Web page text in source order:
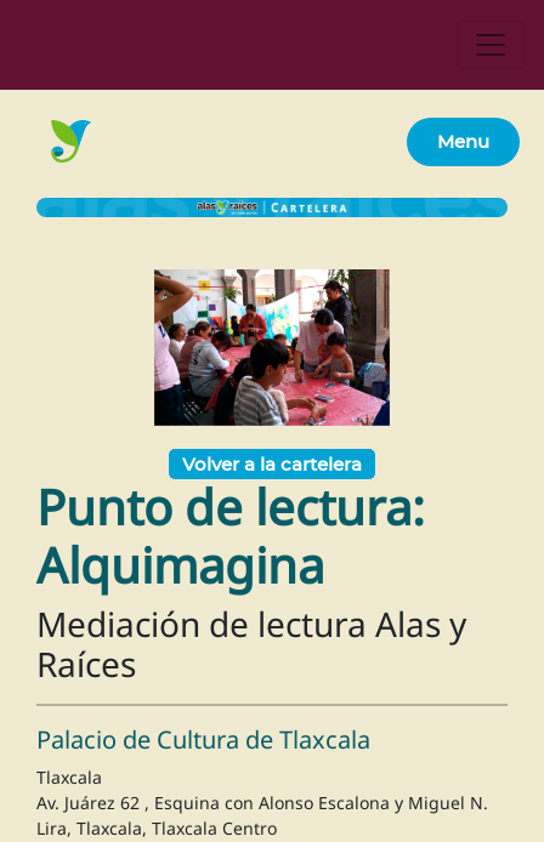
Menu
Volver a la cartelera
Punto de lectura:
Alquimagina
Mediación de lectura Alas y
Raíces
Palacio de Cultura de Tlaxcala
Tlaxcala
Av. Juárez 62 , Esquina con Alonso Escalona y Miguel N.
Lira, Tlaxcala, Tlaxcala Centro